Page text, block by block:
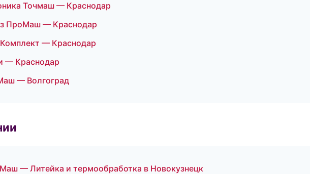
Точмаш — Краснодар
ПроМаш — Краснодар
— Краснодар
— Краснодар
— Волгоград
— Литейка и термообработка в Новокузнецк